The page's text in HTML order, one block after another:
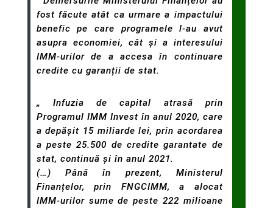
fost făcute atât ca urmare a impactului
benefic pe care programele l-au avut
asupra economiei, cât și a interesului
IMM-urilor de a accesa în continuare
credite cu garanții de stat.
„ Infuzia de capital atrasă prin
Programul IMM Invest în anul 2020, care
a depășit 15 miliarde lei, prin acordarea
a peste 25.500 de credite garantate de
stat, continuă și în anul 2021.
(…) Până în prezent, Ministerul
Finanțelor, prin FNGCIMM, a alocat
IMM-urilor sume de peste 222 milioane